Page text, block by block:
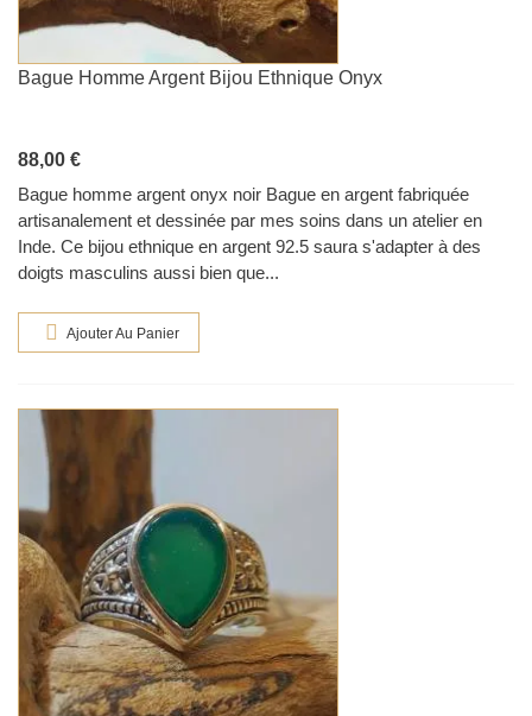
Bague Homme Argent Bijou Ethnique Onyx
88,00 €
Bague homme argent onyx noir Bague en argent fabriquée
artisanalement et dessinée par mes soins dans un atelier en
Inde. Ce bijou ethnique en argent 92.5 saura s'adapter à des
doigts masculins aussi bien que...
Ajouter Au Panier